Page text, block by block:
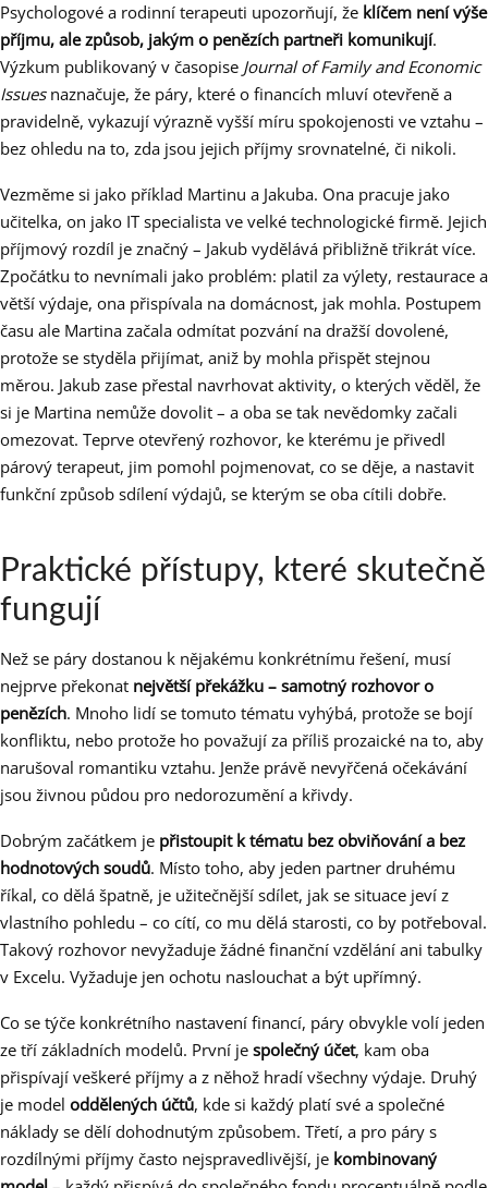
Psychologové a rodinní terapeuti upozorňují, že klíčem není výše
příjmu, ale způsob, jakým o penězích partneři komunikují.
Výzkum publikovaný v časopise Journal of Family and Economic
Issuesnaznačuje, že páry, které o financích mluví otevřeně a
pravidelně, vykazují výrazně vyšší míru spokojenosti ve vztahu –
bez ohledu na to, zda jsou jejich příjmy srovnatelné, či nikoli.
Vezměme si jako příklad Martinu a Jakuba. Ona pracuje jako
učitelka, on jako IT specialista ve velké technologické firmě. Jejich
příjmový rozdíl je značný – Jakub vydělává přibližně třikrát více.
Zpočátku to nevnímali jako problém: platil za výlety, restaurace a
větší výdaje, ona přispívala na domácnost, jak mohla. Postupem
času ale Martina začala odmítat pozvání na dražší dovolené,
protože se styděla přijímat, aniž by mohla přispět stejnou
měrou. Jakub zase přestal navrhovat aktivity, o kterých věděl, že
si je Martina nemůže dovolit – a oba se tak nevědomky začali
omezovat. Teprve otevřený rozhovor, ke kterému je přivedl
párový terapeut, jim pomohl pojmenovat, co se děje, a nastavit
funkční způsob sdílení výdajů, se kterým se oba cítili dobře.
Praktické přístupy, které skutečně
fungují
Než se páry dostanou k nějakému konkrétnímu řešení, musí
nejprve překonat největší překážku – samotný rozhovor o
penězích. Mnoho lidí se tomuto tématu vyhýbá, protože se bojí
konfliktu, nebo protože ho považují za příliš prozaické na to, aby
narušoval romantiku vztahu. Jenže právě nevyřčená očekávání
jsou živnou půdou pro nedorozumění a křivdy.
Dobrým začátkem je přistoupit k tématu bez obviňování a bez
hodnotových soudů. Místo toho, aby jeden partner druhému
říkal, co dělá špatně, je užitečnější sdílet, jak se situace jeví z
vlastního pohledu – co cítí, co mu dělá starosti, co by potřeboval.
Takový rozhovor nevyžaduje žádné finanční vzdělání ani tabulky
v Excelu. Vyžaduje jen ochotu naslouchat a být upřímný.
Co se týče konkrétního nastavení financí, páry obvykle volí jeden
ze tří základních modelů. První je společný účet, kam oba
přispívají veškeré příjmy a z něhož hradí všechny výdaje. Druhý
je model oddělených účtů, kde si každý platí své a společné
náklady se dělí dohodnutým způsobem. Třetí, a pro páry s
rozdílnými příjmy často nejspravedlivější, je kombinovaný